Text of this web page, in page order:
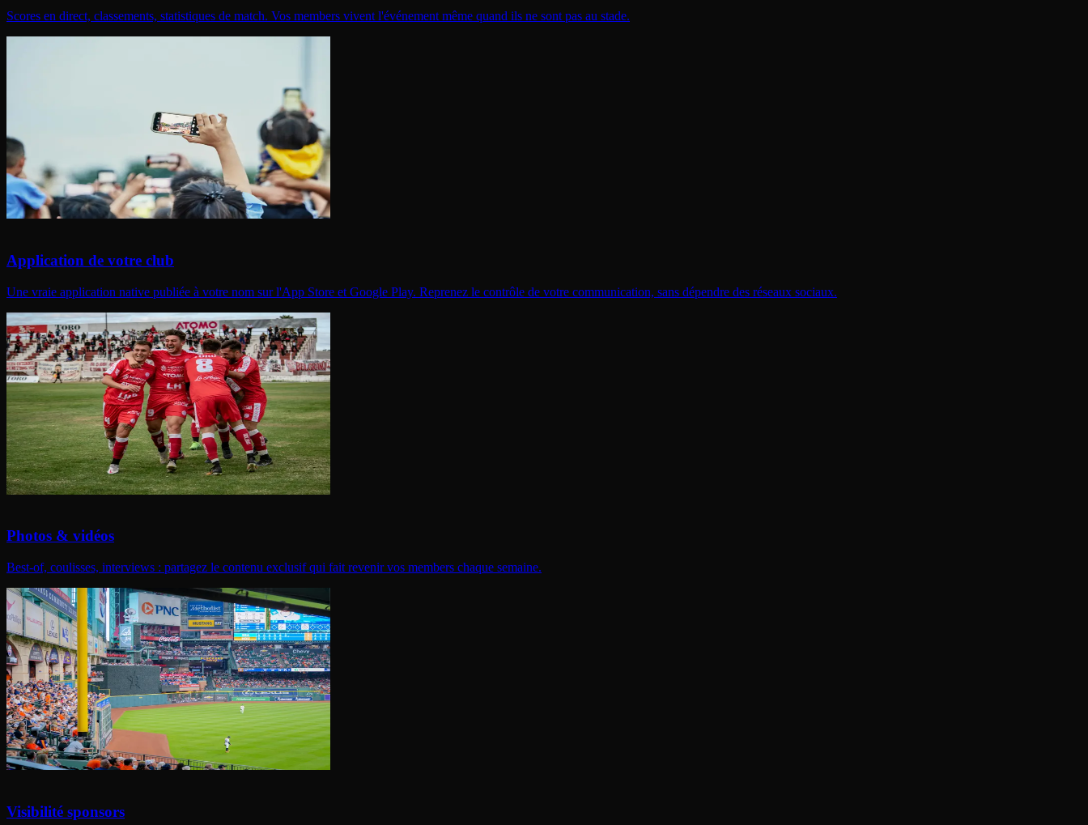
Scores en direct, classements, statistiques de match. Vos members vivent l'événement même quand ils ne sont pas au stade.
Application de votre club
Une vraie application native publiée à votre nom sur l'App Store et Google Play. Reprenez le contrôle de votre communication, sans dépendre des réseaux sociaux.
Photos & vidéos
Best-of, coulisses, interviews : partagez le contenu exclusif qui fait revenir vos members chaque semaine.
Visibilité sponsors